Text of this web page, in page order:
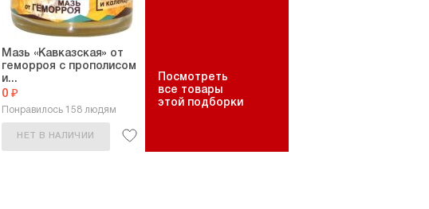
Мазь «Кавказская» от
геморроя с прополисом
и...
0 ₽
Понравилось 158 людям
НЕТ В НАЛИЧИИ
Посмотреть
все товары
этой подборки